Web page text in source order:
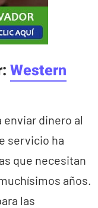
Western
dinero al
servicio ha
que necesitan
años.
las